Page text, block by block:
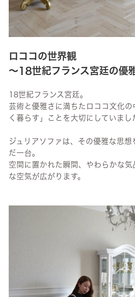
ロココの世界観
～18世紀フランス宮廷の優
18世紀フランス宮廷。
芸術と優雅さに満ちたロココ文化の
く暮らす」ことを大切にしていまし
ジュリアソファは、その優雅な思
だ一台。
空間に置かれた瞬間、やわらかな気
な空気が広がります。